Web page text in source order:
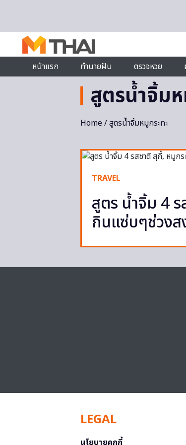
หน้าแรก
ทำนายฝัน ตรวจหวย
สูตรน้ำจิ้ม
Home/ สูตรน้ำจิ้มหมูกระทะ
TRAVEL
สูตร น้ำจิ้ม 4
กินแซ่บๆช่วง
LEGAL
นโยบายคุกกี้